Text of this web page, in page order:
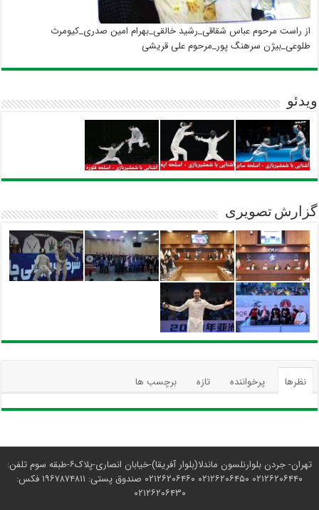
از راست مرحوم عباس شقاقی_رشید خالقی_بهرام امین صدری_کیومرث
طلوعی_بیژن سرهنگ پور_مرحوم علی قریشی
ویدئو
گزارش تصویری
نظرها پرخواننده تازه برچسب ها
تهران- جردن بلوارنلسون ماندلا(بلوار آفریقا)-خیابان انصاری-پلاک۶-طبقه سوم تلفن:
۰۲۱۲۶۲۰۶۴۴۰ ۰۲۱۲۶۲۰۶۴۵۰ ۰۲۱۲۶۲۰۶۴۶۰ صندوق پستی: ۱۹۶۷۸۷۴۸۱۱ فکس:
۰۲۱۲۶۲۰۶۴۳۰